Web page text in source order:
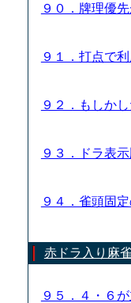
９０．牌理優
９１．打点で
９２．もしか
９３．ドラ表
９４．雀頭固
赤ドラ入り麻
９５．４・６